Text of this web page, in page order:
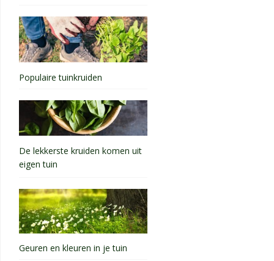
Populaire tuinkruiden
De lekkerste kruiden komen uit
eigen tuin
Geuren en kleuren in je tuin